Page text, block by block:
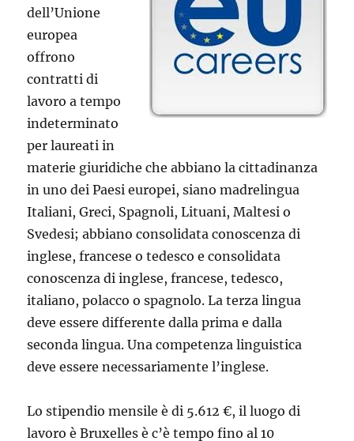
dell’Unione
europea
offrono
contratti di
lavoro a tempo
indeterminato
per laureati in
materie giuridiche che abbiano la cittadinanza
in uno dei Paesi europei, siano madrelingua
Italiani, Greci, Spagnoli, Lituani, Maltesi o
Svedesi; abbiano consolidata conoscenza di
inglese, francese o tedesco e consolidata
conoscenza di inglese, francese, tedesco,
italiano, polacco o spagnolo. La terza lingua
deve essere differente dalla prima e dalla
seconda lingua. Una competenza linguistica
deve essere necessariamente l’inglese.
Lo stipendio mensile è di 5.612 €, il luogo di
lavoro è Bruxelles è c’è tempo fino al 10